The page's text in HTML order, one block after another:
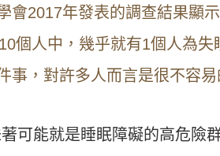
會2017年發表的調查結果顯
個人中，幾乎就有1個人為失
，對許多人而言是很不容易
可能就是睡眠障礙的高危險